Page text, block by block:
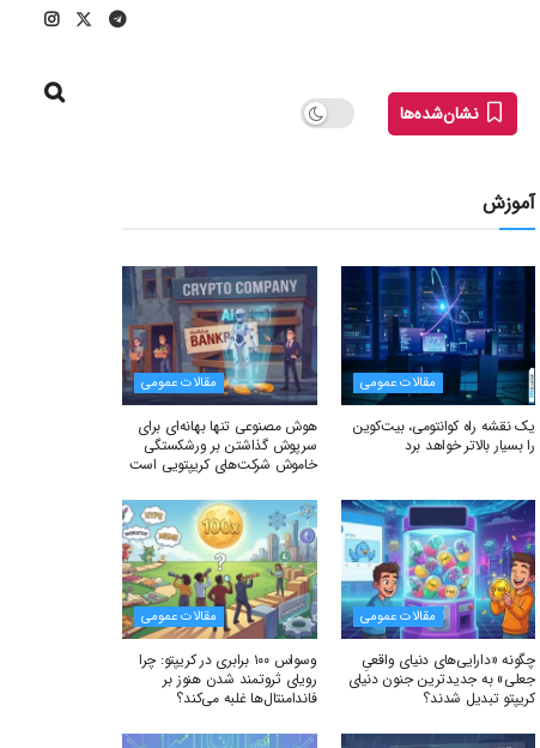
نشان‌شده‌ها
آموزش
مقالات عمومی
یک نقشه راه کوانتومی، بیت‌کوین
را بسیار بالاتر خواهد برد
مقالات عمومی
هوش مصنوعی تنها بهانه‌ای برای
سرپوش گذاشتن بر ورشکستگی
خاموش شرکت‌های کریپتویی است
مقالات عمومی
چگونه «دارایی‌های دنیای واقعیِ
جعلی» به جدیدترین جنون دنیای
کریپتو تبدیل شدند؟
مقالات عمومی
وسواس ۱۰۰ برابری در کریپتو: چرا
رویای ثروتمند شدن هنوز بر
فاندامنتال‌ها غلبه می‌کند؟